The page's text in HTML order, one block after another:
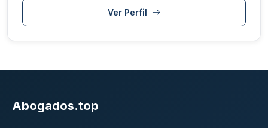
Ver Perfil
Abogados.top